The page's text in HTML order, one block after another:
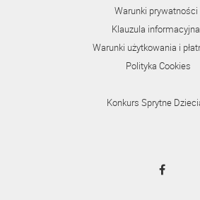
Warunki prywatności
Klauzula informacyjna
Warunki użytkowania i
Polityka Cookies
Konkurs Sprytne